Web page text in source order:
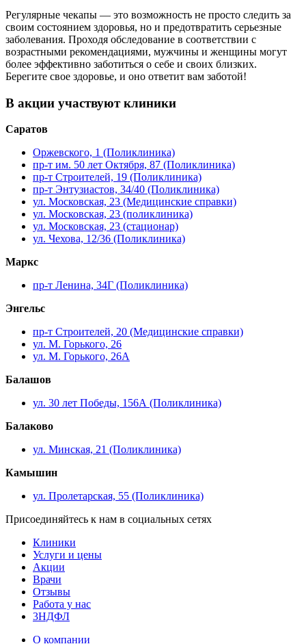
Регулярные чекапы — это возможность не просто следить за
своим состоянием здоровья, но и предотвратить серьезные
заболевания. Проходя обследование в соответствии с
возрастными рекомендациями, мужчины и женщины могут
более эффективно заботиться о себе и своих близких.
Берегите свое здоровье, и оно ответит вам заботой!
В акции участвуют клиники
Саратов
Оржевского, 1 (Поликлиника)
пр-т им. 50 лет Октября, 87 (Поликлиника)
пр-т Строителей, 19 (Поликлиника)
пр-т Энтузиастов, 34/40 (Поликлиника)
ул. Московская, 23 (Медицинские справки)
ул. Московская, 23 (поликлиника)
ул. Московская, 23 (стационар)
ул. Чехова, 12/36 (Поликлиника)
Маркс
пр-т Ленина, 34Г (Поликлиника)
Энгельс
пр-т Строителей, 20 (Медицинские справки)
ул. М. Горького, 26
ул. М. Горького, 26А
Балашов
ул. 30 лет Победы, 156А (Поликлиника)
Балаково
ул. Минская, 21 (Поликлиника)
Камышин
ул. Пролетарская, 55 (Поликлиника)
Присоединяйтесь к нам в социальных сетях
Клиники
Услуги и цены
Акции
Врачи
Отзывы
Работа у нас
3НДФЛ
О компании